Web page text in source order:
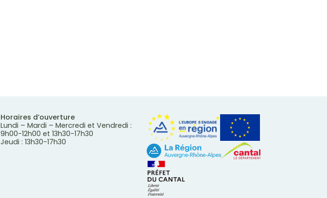
Horaires d’ouverture
Lundi – Mardi – Mercredi et Vendredi :
9h00-12h00 et 13h30-17h30
Jeudi : 13h30-17h30